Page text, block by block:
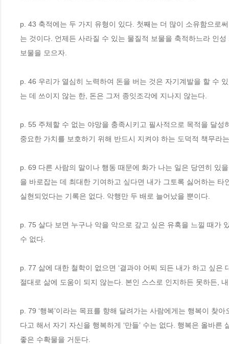
p. 43 축적에는 두 가지 유형이 있다. 첫째는 더 많이 소유함으로
는 것이다. 언제든 사라질 수 있는 물질적 보물을 축적하느라 인
보물을 모으자.
p. 46 우리가 열심히 노력하여 돈을 버는 것은 자기계발을 할 수
는 데 쓰이지 않는 한, 돈은 그저 종잇조각에 지나지 않는다.
p. 55 주체할 수 없는 야망을 충족시키고 필사적으로 목적을 달
중요한 가치를 보호하기 위해 반드시 지켜야 하는 도덕적 책무라
p. 69 다른 사람의 말이나 행동 때문에 화가 나는 일은 당연히 있
을 바로잡는 데 최대한 기여하고 싶다면 내가 그토록 싫어하는
실현되었다는 기록은 없다. 악행만 두 배로 늘어났을 뿐이다.
p. 75 살다 보면 누구나 악을 악으로 갚고 싶은 유혹을 느낄 때가
수 없다.
p. 77 삶에 대한 철학이 없으면 ‘결과야 어찌 되든 내가 하고 싶
절대로 삶에 도움이 되지 않는다. 본인 스스로 인지하든 못하든,
p. 79 ‘행복’이라는 목표를 향해 달려가는 사람에게는 행복이 찾
다고 해서 자기 자신을 행복하게 ‘만들’ 수는 없다. 행복은 올바
좋은 수확물을 거둔다.